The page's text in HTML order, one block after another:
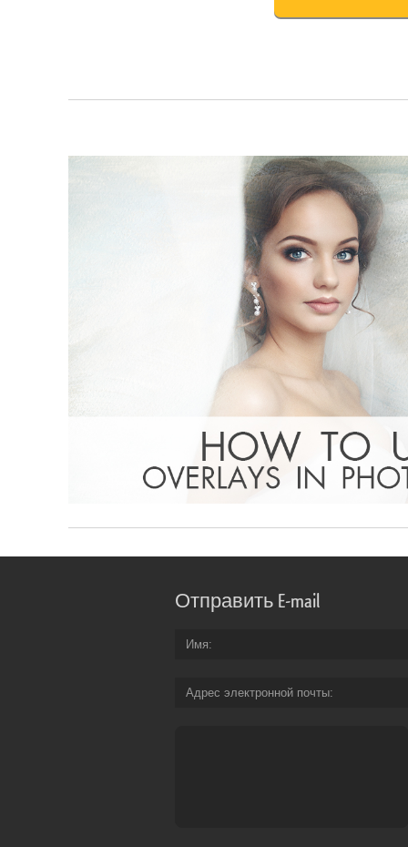
Отправить E-mail
Имя
Адрес электронной почты